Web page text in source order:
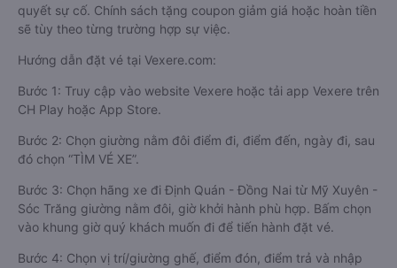
quyết sự cố. Chính sách tặng coupon giảm giá hoặc hoàn tiền
sẽ tùy theo từng trường hợp sự việc.
Hướng dẫn đặt vé tại Vexere.com:
Bước 1: Truy cập vào website Vexere hoặc tải app Vexere trên
CH Play hoặc App Store.
Bước 2: Chọn giường nằm đôi điểm đi, điểm đến, ngày đi, sau
đó chọn “TÌM VÉ XE”.
Bước 3: Chọn hãng xe đi Định Quán - Đồng Nai từ Mỹ Xuyên -
Sóc Trăng giường nằm đôi, giờ khởi hành phù hợp. Bấm chọn
vào khung giờ quý khách muốn đi để tiến hành đặt vé.
Bước 4: Chọn vị trí/giường ghế, điểm đón, điểm trả và nhập